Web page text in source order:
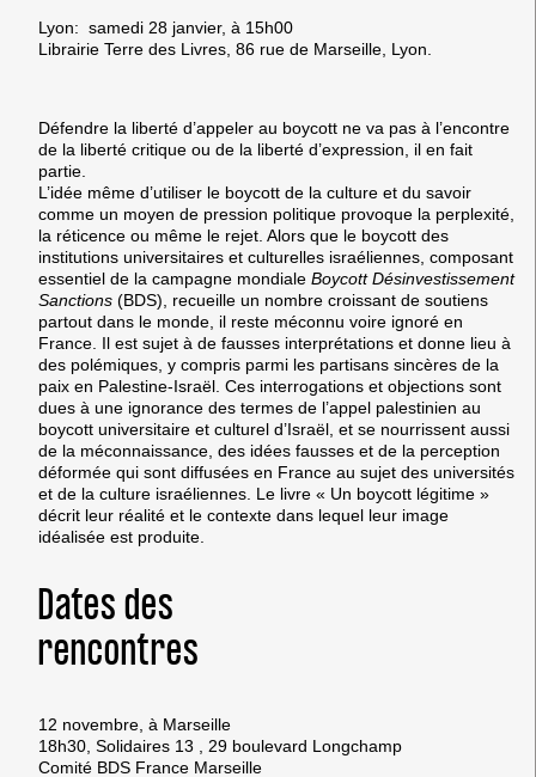
Lyon: samedi 28 janvier, à 15h00
Librairie Terre des Livres, 86 rue de Marseille, Lyon.
Défendre la liberté d’appeler au boycott ne va pas à l’encontre
de la liberté critique ou de la liberté d’expression, il en fait
partie.
L’idée même d’utiliser le boycott de la culture et du savoir
comme un moyen de pression politique provoque la perplexité,
la réticence ou même le rejet. Alors que le boycott des
institutions universitaires et culturelles israéliennes, composant
essentiel de la campagne mondiale Boycott Désinvestissement
Sanctions (BDS), recueille un nombre croissant de soutiens
partout dans le monde, il reste méconnu voire ignoré en
France. Il est sujet à de fausses interprétations et donne lieu à
des polémiques, y compris parmi les partisans sincères de la
paix en Palestine-Israël. Ces interrogations et objections sont
dues à une ignorance des termes de l’appel palestinien au
boycott universitaire et culturel d’Israël, et se nourrissent aussi
de la méconnaissance, des idées fausses et de la perception
déformée qui sont diffusées en France au sujet des universités
et de la culture israéliennes. Le livre « Un boycott légitime »
décrit leur réalité et le contexte dans lequel leur image
idéalisée est produite.
Dates des
rencontres
12 novembre, à Marseille
18h30, Solidaires 13 , 29 boulevard Longchamp
Comité BDS France Marseille